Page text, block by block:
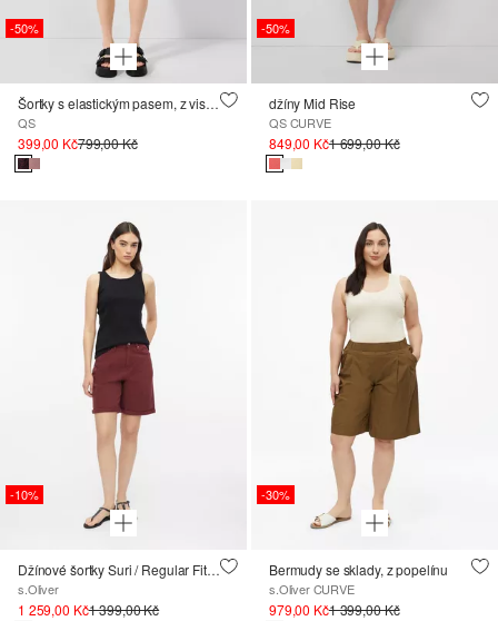
-50%
Šortky s elastickým pasem, z viskózové směsi
QS
399,00 Kč799,00 Kč
-50%
džíny Mid Rise
QS CURVE
849,00 Kč1 699,00 Kč
-10%
Džínové šortky Suri / Regular Fit / High Rise
s.Oliver
1 259,00 Kč1 399,00 Kč
-30%
Bermudy se sklady, z popelínu
s.Oliver CURVE
979,00 Kč1 399,00 Kč